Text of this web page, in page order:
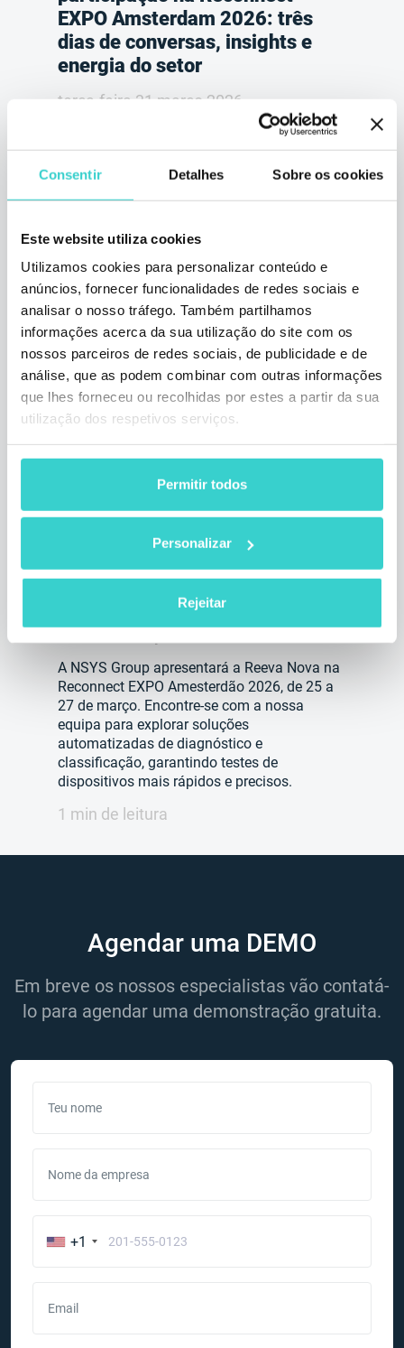
Consentir Detalhes Sobre os cookies
Este website utiliza cookies
Utilizamos cookies para personalizar conteúdo e
anúncios, fornecer funcionalidades de redes sociais e
analisar o nosso tráfego. Também partilhamos
informações acerca da sua utilização do site com os
nossos parceiros de redes sociais, de publicidade e de
análise, que as podem combinar com outras informações
que lhes forneceu ou recolhidas por estes a partir da sua
utilização dos respetivos serviços.
Permitir todos
Personalizar
Rejeitar
EXPO Amsterdam 2026: três
dias de conversas, insights e
energia do setor
terça-feira 31 março 2026
Uma retrospetiva da experiência do NSYS
Group na Reconnect EXPO 2026: insights do
caminhos do processamento de dispositivos
e da eletrônica circular.
1 min de leitura
NSYS Group na Reconnect EXPO
Amesterdão 2026 – Descubra a
Reeva Nova
sábado 28 março 2026
A NSYS Group apresentará a Reeva Nova na
Reconnect EXPO Amesterdão 2026, de 25 a
27 de março. Encontre-se com a nossa
equipa para explorar soluções
automatizadas de diagnóstico e
classificação, garantindo testes de
dispositivos mais rápidos e precisos.
1 min de leitura
Agendar uma DEMO
Em breve os nossos especialistas vão contatá-
lo para agendar uma demonstração gratuita.
Teu nome
Nome da empresa
+1
Email